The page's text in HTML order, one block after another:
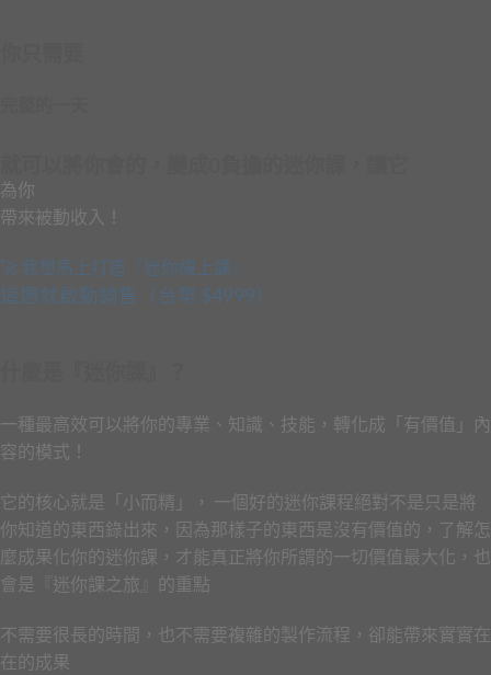
為你
帶來被動收 入 ！
🚀 我想馬上打造『迷你線上課』
這週就啟動銷售（台幣 $4999）
一種最高效可以將你的專業、知識、技能，轉化成「有價值」內
容的模式！
它的核心就是「小而精」， 一個好的迷你課程絕對不是只是將
你知道的東西錄出來，因為那樣子的東西是沒有價值的，了解怎
麼成果化你的迷你課，才能真正將你所謂的一切價值最大化，也
會是『迷你課之旅』的重點
不需要很長的時間，也不需要複雜的製作流程，卻能帶來實實在
在的成果